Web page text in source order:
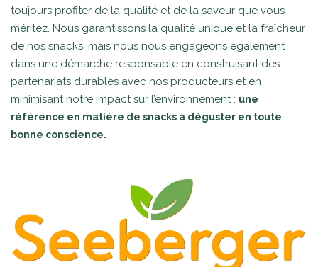
toujours profiter de la qualité et de la saveur que vous
méritez. Nous garantissons la qualité unique et la fraîcheur
de nos snacks, mais nous nous engageons également
dans une démarche responsable en construisant des
partenariats durables avec nos producteurs et en
minimisant notre impact sur l’environnement : une
référence en matière de snacks à déguster en toute
bonne conscience.